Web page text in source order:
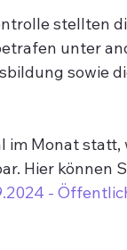
stellten
unter
sowie
Monat
Hier können
-